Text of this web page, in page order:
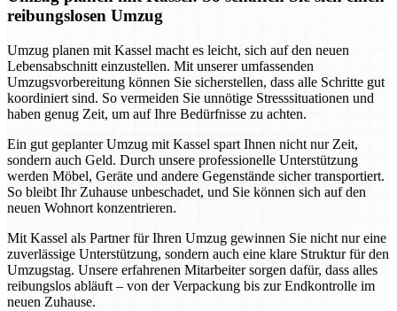
reibungslosen Umzug
Umzug planen mit Kassel macht es leicht, sich auf den neuen
Lebensabschnitt einzustellen. Mit unserer umfassenden
Umzugsvorbereitung können Sie sicherstellen, dass alle Schritte gut
koordiniert sind. So vermeiden Sie unnötige Stresssituationen und
haben genug Zeit, um auf Ihre Bedürfnisse zu achten.
Ein gut geplanter Umzug mit Kassel spart Ihnen nicht nur Zeit,
sondern auch Geld. Durch unsere professionelle Unterstützung
werden Möbel, Geräte und andere Gegenstände sicher transportiert.
So bleibt Ihr Zuhause unbeschadet, und Sie können sich auf den
neuen Wohnort konzentrieren.
Mit Kassel als Partner für Ihren Umzug gewinnen Sie nicht nur eine
zuverlässige Unterstützung, sondern auch eine klare Struktur für den
Umzugstag. Unsere erfahrenen Mitarbeiter sorgen dafür, dass alles
reibungslos abläuft – von der Verpackung bis zur Endkontrolle im
neuen Zuhause.